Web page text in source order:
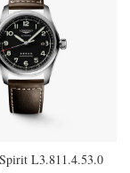
L3.811.4.53.0